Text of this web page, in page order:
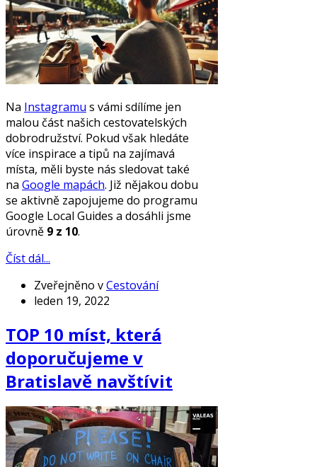
Na Instagramu s vámi sdílíme jen
malou část našich cestovatelských
dobrodružství. Pokud však hledáte
více inspirace a tipů na zajímavá
místa, měli byste nás sledovat také
na Google mapách. Již nějakou dobu
se aktivně zapojujeme do programu
Google Local Guides a dosáhli jsme
úrovně 9 z 10.
Číst dál...
Zveřejněno vCestování
leden 19, 2022
TOP 10 míst, která
doporučujeme v
Bratislavě navštívit